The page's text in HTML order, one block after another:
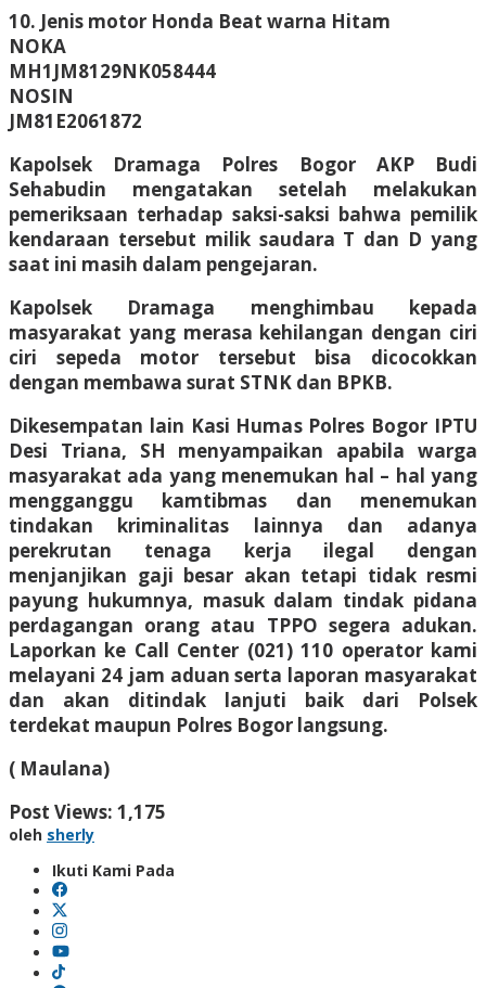
10. Jenis motor Honda Beat warna Hitam
NOKA
MH1JM8129NK058444
NOSIN
JM81E2061872
Kapolsek Dramaga Polres Bogor AKP Budi
Sehabudin mengatakan setelah melakukan
pemeriksaan terhadap saksi-saksi bahwa pemilik
kendaraan tersebut milik saudara T dan D yang
saat ini masih dalam pengejaran.
Kapolsek Dramaga menghimbau kepada
masyarakat yang merasa kehilangan dengan ciri
ciri sepeda motor tersebut bisa dicocokkan
dengan membawa surat STNK dan BPKB.
Dikesempatan lain Kasi Humas Polres Bogor IPTU
Desi Triana, SH menyampaikan apabila warga
masyarakat ada yang menemukan hal – hal yang
mengganggu kamtibmas dan menemukan
tindakan kriminalitas lainnya dan adanya
perekrutan tenaga kerja ilegal dengan
menjanjikan gaji besar akan tetapi tidak resmi
payung hukumnya, masuk dalam tindak pidana
perdagangan orang atau TPPO segera adukan.
Laporkan ke Call Center (021) 110 operator kami
melayani 24 jam aduan serta laporan masyarakat
dan akan ditindak lanjuti baik dari Polsek
terdekat maupun Polres Bogor langsung.
( Maulana)
Post Views: 1,175
oleh sherly
Ikuti Kami Pada